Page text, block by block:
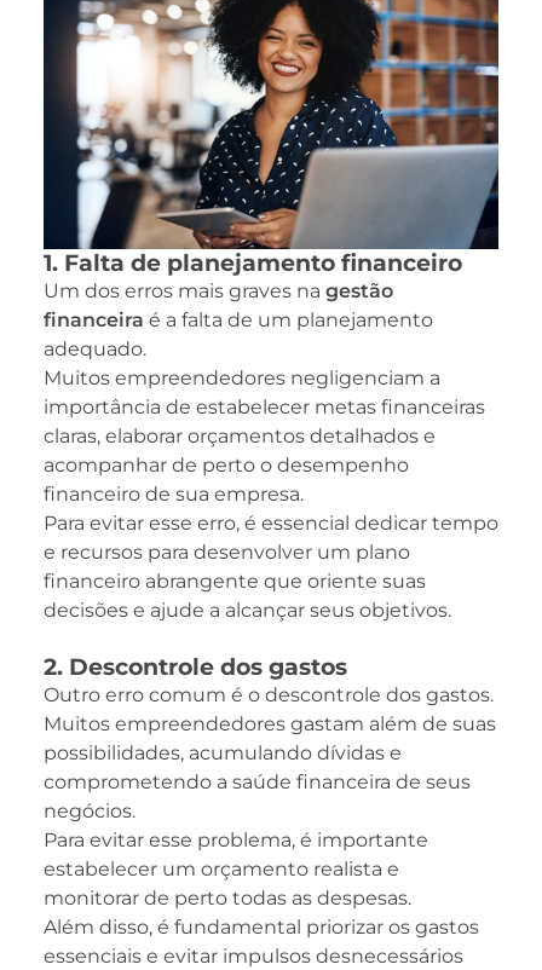
1. Falta de planejamento financeiro
Um dos erros mais graves na gestão
financeira é a falta de um planejamento
adequado.
Muitos empreendedores negligenciam a
importância de estabelecer metas financeiras
claras, elaborar orçamentos detalhados e
acompanhar de perto o desempenho
financeiro de sua empresa.
Para evitar esse erro, é essencial dedicar tempo
e recursos para desenvolver um plano
financeiro abrangente que oriente suas
decisões e ajude a alcançar seus objetivos.
2. Descontrole dos gastos
Outro erro comum é o descontrole dos gastos.
Muitos empreendedores gastam além de suas
possibilidades, acumulando dívidas e
comprometendo a saúde financeira de seus
negócios.
Para evitar esse problema, é importante
estabelecer um orçamento realista e
monitorar de perto todas as despesas.
Além disso, é fundamental priorizar os gastos
essenciais e evitar impulsos desnecessários